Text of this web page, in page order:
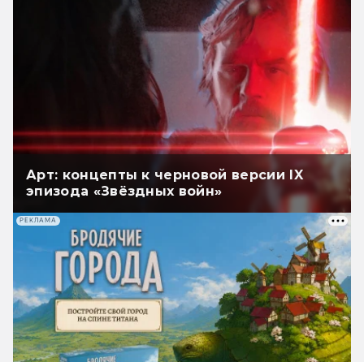
Арт: концепты к черновой версии IX
эпизода «Звёздных войн»
РЕКЛАМА